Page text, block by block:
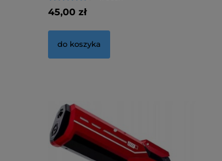
45,00 zł
do koszyka